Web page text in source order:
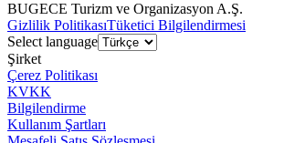
BUGECE Turizm ve Organizasyon A.Ş.
Gizlilik PolitikasıTüketici Bilgilendirmesi
Select language
Şirket
Çerez Politikası
KVKK
Bilgilendirme
Kullanım Şartları